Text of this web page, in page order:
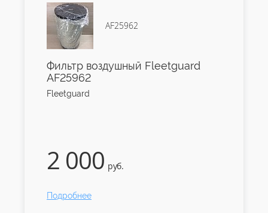
AF25962
Фильтр воздушный Fleetguard
AF25962
Fleetguard
2 000 руб.
Подробнее